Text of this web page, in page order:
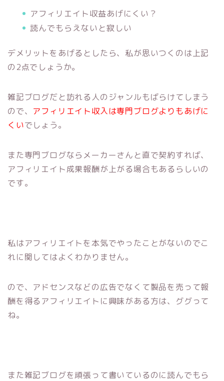
アフィリエイト収益あげにくい？
読んでもらえないと寂しい
デメリットをあげるとしたら、私が思いつくのは上記
の2点でしょうか。
雑記ブログだと訪れる人のジャンルもばらけてしまう
ので、 アフィリエイト収入は専門ブログよりもあげに
くいでしょう。
また専門ブログならメーカーさんと直で契約すれば、
アフィリエイト成果報酬が上がる場合もあるらしいの
です。
私はアフィリエイトを本気でやったことがないのでこ
れに関してはよくわかりません。
ので、アドセンスなどの広告でなくて製品を売って報
酬を得るアフィリエイトに興味がある方は、ググって
ね。
また雑記ブログを頑張って書いているのに読んでもら